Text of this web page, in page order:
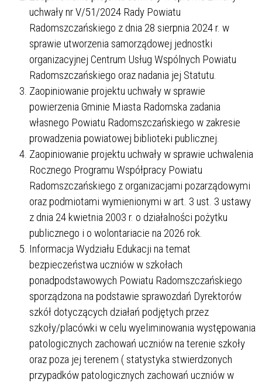
uchwały nr V/51/2024 Rady Powiatu
Radomszczańskiego z dnia 28 sierpnia 2024 r. w
sprawie utworzenia samorządowej jednostki
organizacyjnej Centrum Usług Wspólnych Powiatu
Radomszczańskiego oraz nadania jej Statutu.
Zaopiniowanie projektu uchwały w sprawie
powierzenia Gminie Miasta Radomska zadania
własnego Powiatu Radomszczańskiego w zakresie
prowadzenia powiatowej biblioteki publicznej.
Zaopiniowanie projektu uchwały w sprawie uchwalenia
Rocznego Programu Współpracy Powiatu
Radomszczańskiego z organizacjami pozarządowymi
oraz podmiotami wymienionymi w art. 3 ust. 3 ustawy
z dnia 24 kwietnia 2003 r. o działalności pożytku
publicznego i o wolontariacie na 2026 rok.
Informacja Wydziału Edukacji na temat
bezpieczeństwa uczniów w szkołach
ponadpodstawowych Powiatu Radomszczańskiego
sporządzona na podstawie sprawozdań Dyrektorów
szkół dotyczących działań podjętych przez
szkoły/placówki w celu wyeliminowania występowania
patologicznych zachowań uczniów na terenie szkoły
oraz poza jej terenem ( statystyka stwierdzonych
przypadków patologicznych zachowań uczniów w